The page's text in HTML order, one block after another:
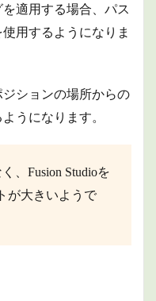
適用する場合、パス
用するようになりま
ションの場所からの
うになります。
、Fusion Studioを
が大きいようで